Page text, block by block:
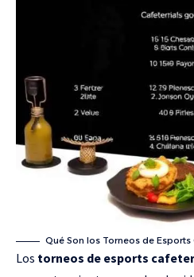
Qué Son los Torneos de
Los torneos de esports